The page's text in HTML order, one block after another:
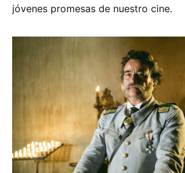
jóvenes promesas de nuestro cine.